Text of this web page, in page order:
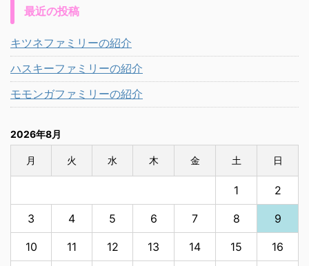
最近の投稿
キツネファミリーの紹介
ハスキーファミリーの紹介
モモンガファミリーの紹介
2026年8月
月 火 水 木 金 土 日
1 2
3 4 5 6 7 8 9
10 11 12 13 14 15 16